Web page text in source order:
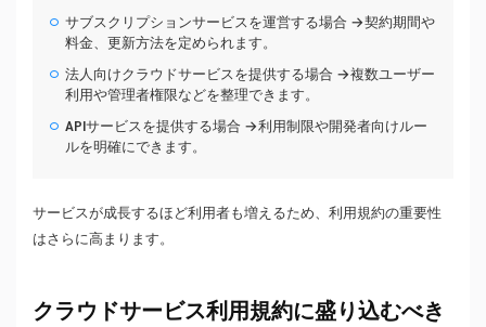
サブスクリプションサービスを運営する場合 →契約期間や
料金、更新方法を定められます。
法人向けクラウドサービスを提供する場合 →複数ユーザー
利用や管理者権限などを整理できます。
APIサービスを提供する場合 →利用制限や開発者向けルー
ルを明確にできます。
サービスが成長するほど利用者も増えるため、利用規約の重要性
はさらに高まります。
クラウドサービス利用規約に盛り込むべき